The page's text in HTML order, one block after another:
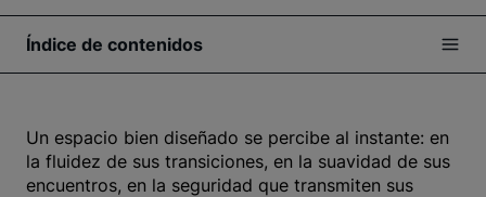
Índice de contenidos
Un espacio bien diseñado se percibe al instante: en
la fluidez de sus transiciones, en la suavidad de sus
encuentros, en la seguridad que transmiten sus